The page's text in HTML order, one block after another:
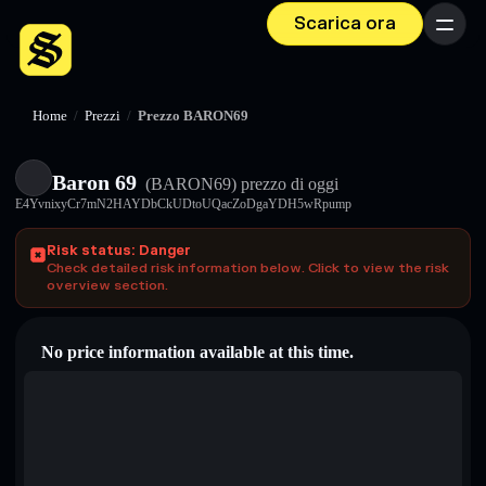
Scarica ora Menu
Home / Prezzi / Prezzo BARON69
Baron 69 (BARON69) prezzo di oggi
E4YvnixyCr7mN2HAYDbCkUDtoUQacZoDgaYDH5wRpump
Risk status: Danger
Check detailed risk information below. Click to view the risk
overview section.
No price information available at this time.